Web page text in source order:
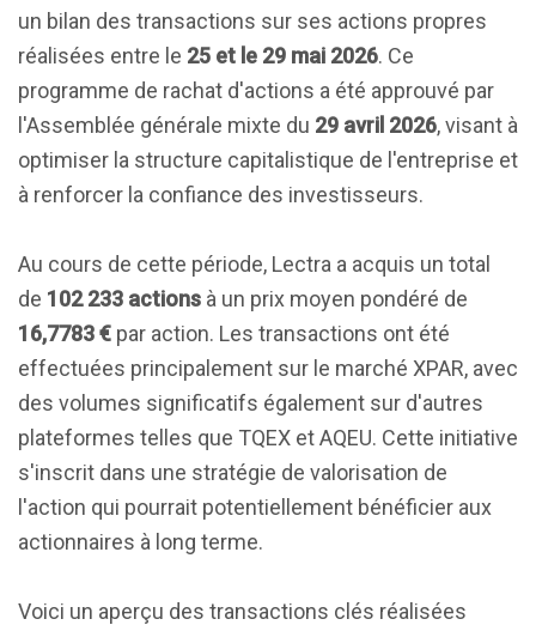
un bilan des transactions sur ses actions propres
réalisées entre le 25 et le 29 mai 2026. Ce
programme de rachat d'actions a été approuvé par
l'Assemblée générale mixte du 29 avril 2026, visant à
optimiser la structure capitalistique de l'entreprise et
à renforcer la confiance des investisseurs.
Au cours de cette période, Lectra a acquis un total
de 102 233 actions à un prix moyen pondéré de
16,7783 € par action. Les transactions ont été
effectuées principalement sur le marché XPAR, avec
des volumes significatifs également sur d'autres
plateformes telles que TQEX et AQEU. Cette initiative
s'inscrit dans une stratégie de valorisation de
l'action qui pourrait potentiellement bénéficier aux
actionnaires à long terme.
Voici un aperçu des transactions clés réalisées